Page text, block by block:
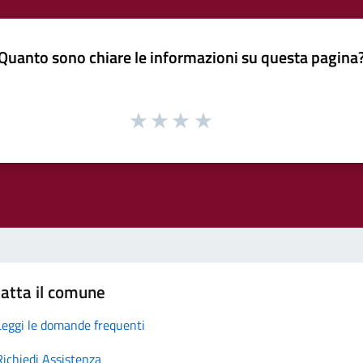
sono chiare le informazioni su questa
il comune
le domande frequenti
Assistenza